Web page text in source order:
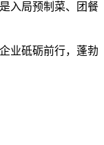
入局预制菜、团餐
业砥砺前行，蓬勃